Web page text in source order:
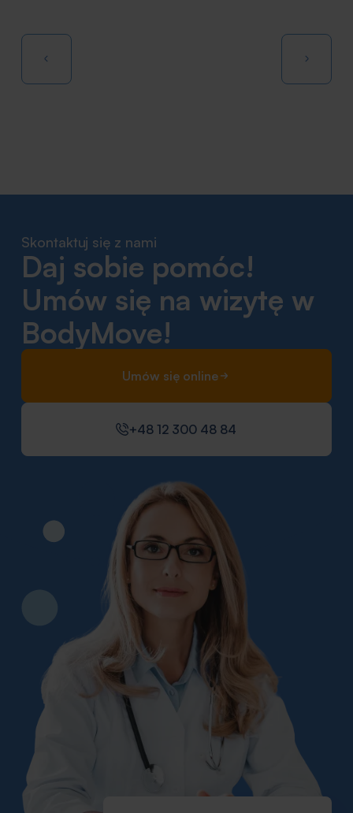
Skontaktuj się z nami
Daj sobie pomóc!
Umów się na wizytę w
BodyMove!
Umów się online
+48 12 300 48 84